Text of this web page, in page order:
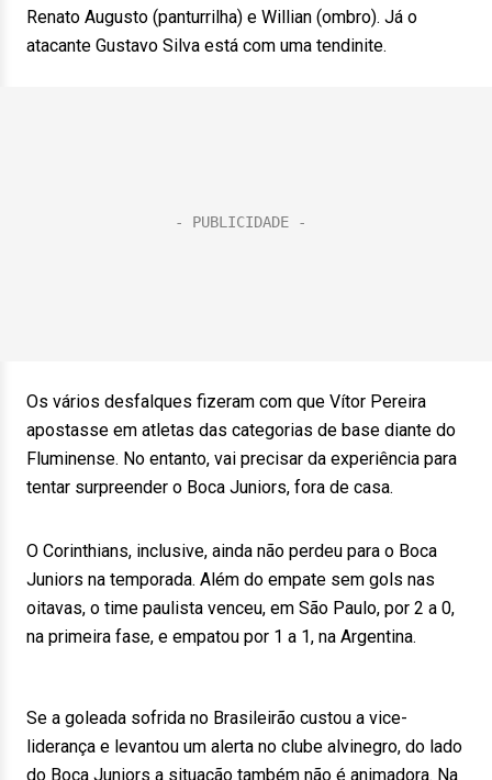
Renato Augusto (panturrilha) e Willian (ombro). Já o
atacante Gustavo Silva está com uma tendinite.
Os vários desfalques fizeram com que Vítor Pereira
apostasse em atletas das categorias de base diante do
Fluminense. No entanto, vai precisar da experiência para
tentar surpreender o Boca Juniors, fora de casa.
O Corinthians, inclusive, ainda não perdeu para o Boca
Juniors na temporada. Além do empate sem gols nas
oitavas, o time paulista venceu, em São Paulo, por 2 a 0,
na primeira fase, e empatou por 1 a 1, na Argentina.
Se a goleada sofrida no Brasileirão custou a vice-
liderança e levantou um alerta no clube alvinegro, do lado
do Boca Juniors a situação também não é animadora. Na